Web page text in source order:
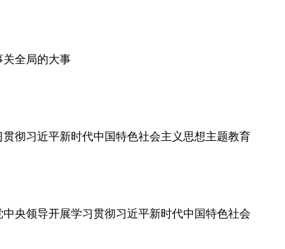
全局的大事
彻习近平新时代中国特色社会主义思想主题教育
央领导开展学习贯彻习近平新时代中国特色社会